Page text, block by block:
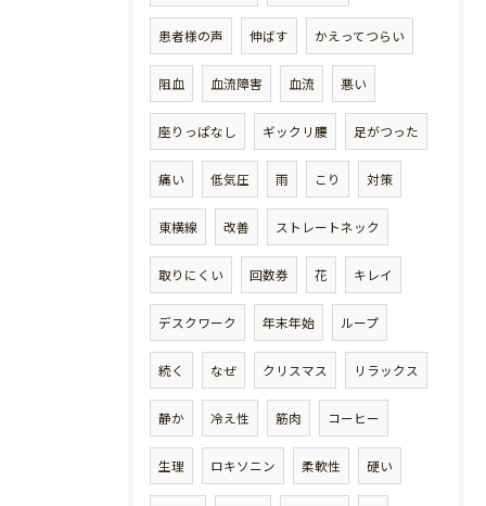
患者様の声 伸ばす かえってつらい
阻血 血流障害 血流 悪い
座りっぱなし ギックリ腰 足がつった
痛い 低気圧 雨 こり 対策
東横線 改善 ストレートネック
取りにくい 回数券 花 キレイ
デスクワーク 年末年始 ループ
続く なぜ クリスマス リラックス
静か 冷え性 筋肉 コーヒー
生理 ロキソニン 柔軟性 硬い